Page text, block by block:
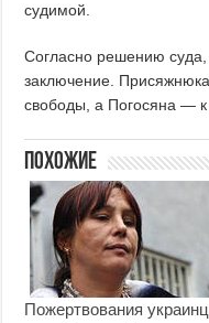
судимой.
Согласно решению
заключение.
свободы, а Погосяна — к
Похожие
Пожертвования